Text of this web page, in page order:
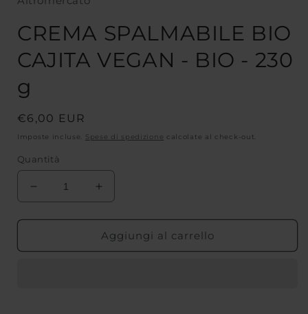
CREMA SPALMABILE BIO
CAJITA VEGAN - BIO - 230
g
Prezzo
di
€6,00 EUR
Imposte incluse. Spese di spedizione calcolate al check-out.
Quantità
Diminuisci
quantità
per
SPALMABILE
Aumenta
quantità
per
CREMA
SPALMABILE
Aggiungi al carrello